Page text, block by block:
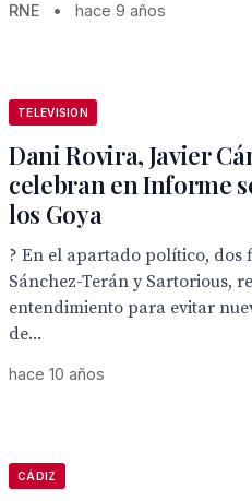
RNE • hace 9 años
TELEVISION
Dani Rovira, Javier
celebran en Informe
los Goya
? En el apartado político, dos
Sánchez-Terán y Sartorious,
entendimiento para evitar
de...
hace 10 años
CÁDIZ